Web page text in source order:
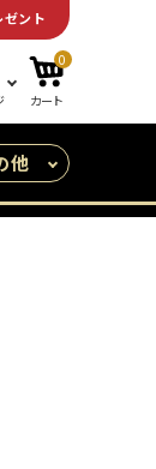
ント
0
カート
他